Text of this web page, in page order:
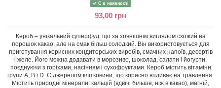
Є в наявності
93,00 грн
Кероб – унікальний суперфуд, що за зовнішнім виглядом схожий на
порошок какао, але на смак більш солодкий. Він використовується для
приготування корисних кондитерських виробів, смачних напоїв, десертів
і желе. Його можна додавати в морозиво, шоколад, салати і йогурти,
поєднуючи з горіхами, насінням і сухофруктами. Кероб містить вітаміни
групи A, B і D. Є джерелом клітковини, що корисно впливає на травлення.
Містить природні мінерали: кальцій (вдвічі більше, ніж в какао), магній,